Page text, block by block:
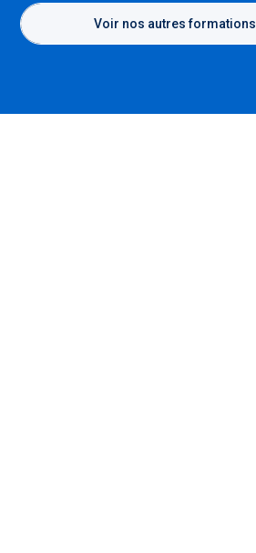
Voir nos autres formations